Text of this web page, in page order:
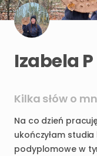
Izabela P
Kilka słów o
Na co dzień
ukończyłam studia
podyplomowe w